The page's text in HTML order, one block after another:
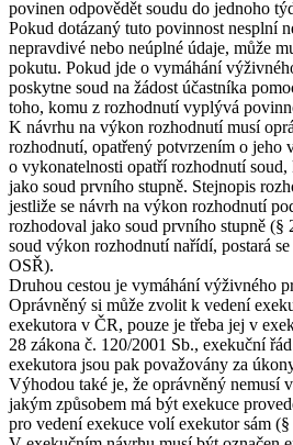
povinen odpovědět soudu do jednoho
Pokud dotázaný tuto povinnost nesplní
nepravdivé nebo neúplné údaje, může
pokutu. Pokud jde o vymáhání
poskytne soud na žádost účastníka
toho, komu z rozhodnutí vyplývá
K návrhu na výkon rozhodnutí musí
rozhodnutí, opatřený potvrzením o jeho
o vykonatelnosti opatří rozhodnutí
jako soud prvního stupně. Stejnopis
jestliže se návrh na výkon rozhodnutí
rozhodoval jako soud prvního stupně (§
soud výkon rozhodnutí nařídí, postará
OSŘ).
Druhou cestou je vymáhání výživného
Oprávněný si může zvolit k vedení
exekutora v ČR, pouze je třeba jej v
28 zákona č. 120/2001 Sb., exekuční
exekutora jsou pak považovány za
Výhodou také je, že oprávněný nemusí
jakým způsobem má být exekuce
pro vedení exekuce volí exekutor sám